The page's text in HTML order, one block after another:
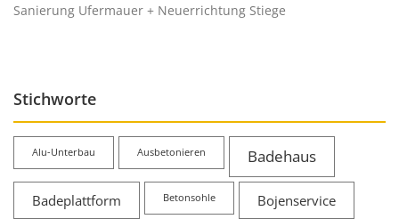
Sanierung Ufermauer + Neuerrichtung Stiege
Stichworte
Alu-Unterbau Ausbetonieren Badehaus
Badeplattform Betonsohle Bojenservice